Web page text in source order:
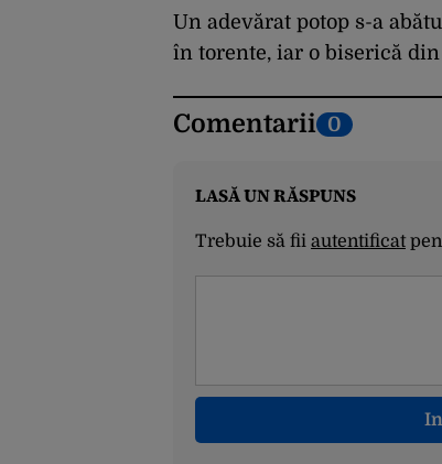
Un adevărat potop s-a
în torente, iar o biserică
Comentarii 0
LASĂ UN RĂSPUNS
Trebuie să fii autentificat